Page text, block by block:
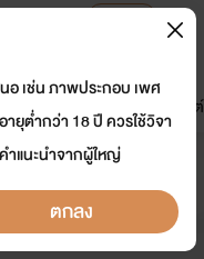
น
มาใหม่
ดรีมแชท ธัญลิสต์
เฟีย 1 (เมฆา)
อ เช่น ภาพประกอบ เพศ
ยุต่ำกว่า 18 ปี ควรใช้วิจา
แนะนำจากผู้ใหญ่
ตกลง